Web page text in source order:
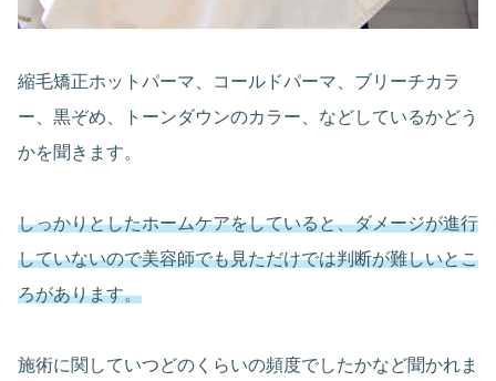
縮毛矯正ホットパーマ、コールドパーマ、ブリーチカラ
ー、黒ぞめ、トーンダウンのカラー、などしているかどう
かを聞きます。
しっかりとしたホームケアをしていると、ダメージが進行
していないので美容師でも見ただけでは判断が難しいとこ
ろがあります。
施術に関していつどのくらいの頻度でしたかなど聞かれま